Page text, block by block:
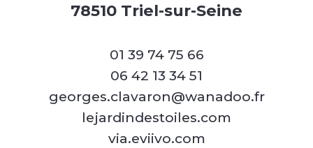
78510 Triel-sur-Seine
01 39 74 75 66
06 42 13 34 51
georges.clavaron@wanadoo.fr
lejardindestoiles.com
via.eviivo.com